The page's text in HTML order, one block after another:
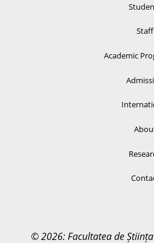
Staff
Academic
© 2026: Facultatea de